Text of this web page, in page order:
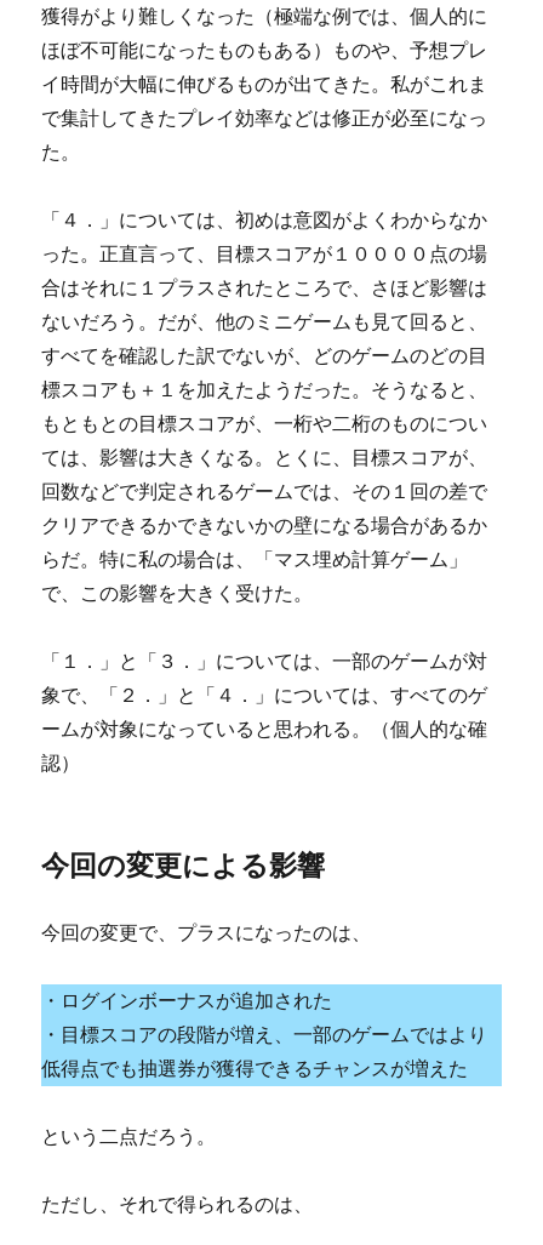
獲得がより難しくなった（極端な例では、個人的に
ほぼ不可能になったものもある）ものや、予想プレ
イ時間が大幅に伸びるものが出てきた。私がこれま
で集計してきたプレイ効率などは修正が必至になっ
た。
「４．」については、初めは意図がよくわからなか
った。正直言って、目標スコアが１００００点の場
合はそれに１プラスされたところで、さほど影響は
ないだろう。だが、他のミニゲームも見て回ると、
すべてを確認した訳でないが、どのゲームのどの目
標スコアも＋１を加えたようだった。そうなると、
もともとの目標スコアが、一桁や二桁のものについ
ては、影響は大きくなる。とくに、目標スコアが、
回数などで判定されるゲームでは、その１回の差で
クリアできるかできないかの壁になる場合があるか
らだ。特に私の場合は、「マス埋め計算ゲーム」
で、この影響を大きく受けた。
「１．」と「３．」については、一部のゲームが対
象で、「２．」と「４．」については、すべてのゲ
ームが対象になっていると思われる。（個人的な確
認）
今回の変更による影響
今回の変更で、プラスになったのは、
・ログインボーナスが追加された
・目標スコアの段階が増え、一部のゲームではより
低得点でも抽選券が獲得できるチャンスが増えた
という二点だろう。
ただし、それで得られるのは、